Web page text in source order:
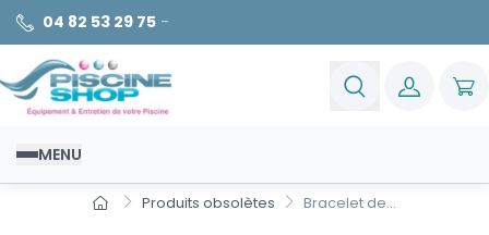
04 82 53 29 75 -
MENU
Produits obsolètes Bracelet de...